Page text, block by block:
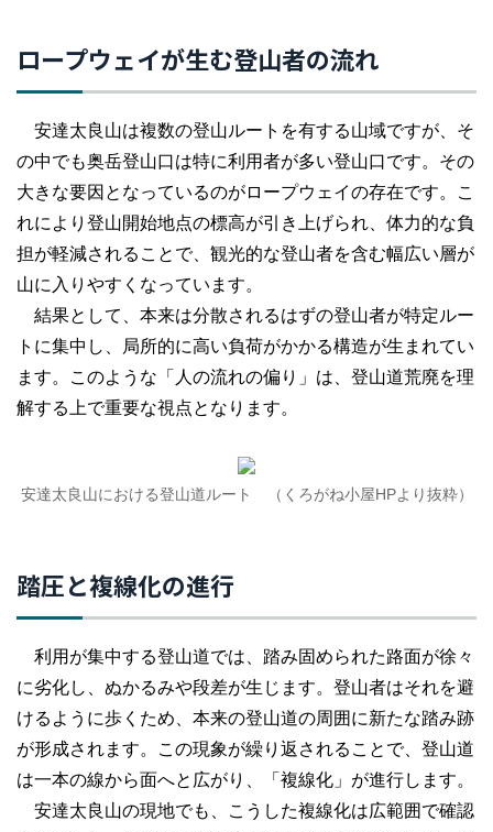
ロープウェイが生む登山者の流れ
安達太良山は複数の登山ルートを有する山域ですが、そ
の中でも奥岳登山口は特に利用者が多い登山口です。その
大きな要因となっているのがロープウェイの存在です。こ
れにより登山開始地点の標高が引き上げられ、体力的な負
担が軽減されることで、観光的な登山者を含む幅広い層が
山に入りやすくなっています。
結果として、本来は分散されるはずの登山者が特定ルー
トに集中し、局所的に高い負荷がかかる構造が生まれてい
ます。このような「人の流れの偏り」は、登山道荒廃を理
解する上で重要な視点となります。
安達太良山における登山道ルート （くろがね小屋HPより抜粋）
踏圧と複線化の進行
利用が集中する登山道では、踏み固められた路面が徐々
に劣化し、ぬかるみや段差が生じます。登山者はそれを避
けるように歩くため、本来の登山道の周囲に新たな踏み跡
が形成されます。この現象が繰り返されることで、登山道
は一本の線から面へと広がり、「複線化」が進行します。
安達太良山の現地でも、こうした複線化は広範囲で確認